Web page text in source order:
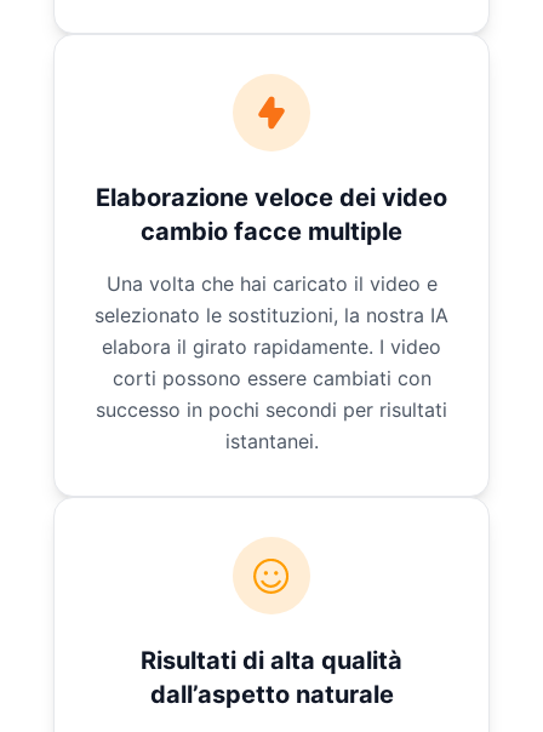
Elaborazione veloce dei video
cambio facce multiple
Una volta che hai caricato il video e
selezionato le sostituzioni, la nostra IA
elabora il girato rapidamente. I video
corti possono essere cambiati con
successo in pochi secondi per risultati
istantanei.
Risultati di alta qualità
dall’aspetto naturale